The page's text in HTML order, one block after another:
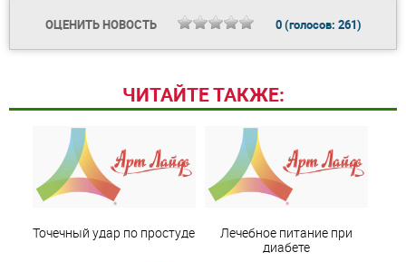
ОЦЕНИТЬ НОВОСТЬ 0(голосов: 261)
ЧИТАЙТЕ ТАКЖЕ:
Точечный удар по простуде
Лечебное питание при
диабете